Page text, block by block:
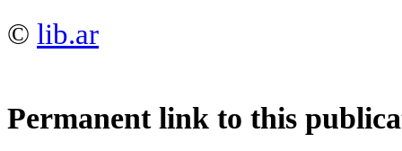
© lib.ar
Permanent link to this